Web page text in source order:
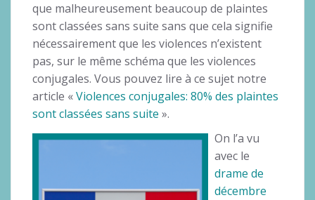
que malheureusement beaucoup de plaintes
sont classées sans suite sans que cela signifie
nécessairement que les violences n’existent
pas, sur le même schéma que les violences
conjugales. Vous pouvez lire à ce sujet notre
article «Violences conjugales: 80% des plaintes
sont classées sans suite ».
On l’a vu
avec le
drame de
décembre